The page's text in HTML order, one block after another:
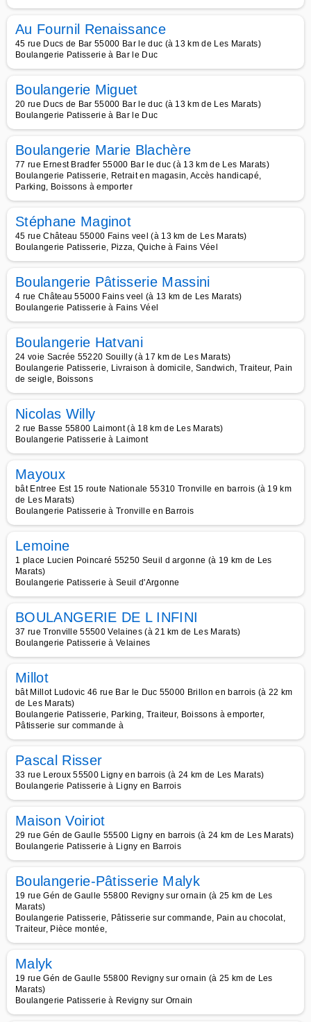
Au Fournil Renaissance
45 rue Ducs de Bar 55000 Bar le duc (à 13 km de Les Marats)
Boulangerie Patisserie à Bar le Duc
Boulangerie Miguet
20 rue Ducs de Bar 55000 Bar le duc (à 13 km de Les Marats)
Boulangerie Patisserie à Bar le Duc
Boulangerie Marie Blachère
77 rue Ernest Bradfer 55000 Bar le duc (à 13 km de Les Marats)
Boulangerie Patisserie, Retrait en magasin, Accès handicapé,
Parking, Boissons à emporter
Stéphane Maginot
45 rue Château 55000 Fains veel (à 13 km de Les Marats)
Boulangerie Patisserie, Pizza, Quiche à Fains Véel
Boulangerie Pâtisserie Massini
4 rue Château 55000 Fains veel (à 13 km de Les Marats)
Boulangerie Patisserie à Fains Véel
Boulangerie Hatvani
24 voie Sacrée 55220 Souilly (à 17 km de Les Marats)
Boulangerie Patisserie, Livraison à domicile, Sandwich, Traiteur, Pain
de seigle, Boissons
Nicolas Willy
2 rue Basse 55800 Laimont (à 18 km de Les Marats)
Boulangerie Patisserie à Laimont
Mayoux
bât Entree Est 15 route Nationale 55310 Tronville en barrois (à 19 km
de Les Marats)
Boulangerie Patisserie à Tronville en Barrois
Lemoine
1 place Lucien Poincaré 55250 Seuil d argonne (à 19 km de Les
Marats)
Boulangerie Patisserie à Seuil d'Argonne
BOULANGERIE DE L INFINI
37 rue Tronville 55500 Velaines (à 21 km de Les Marats)
Boulangerie Patisserie à Velaines
Millot
bât Millot Ludovic 46 rue Bar le Duc 55000 Brillon en barrois (à 22 km
de Les Marats)
Boulangerie Patisserie, Parking, Traiteur, Boissons à emporter,
Pâtisserie sur commande à
Pascal Risser
33 rue Leroux 55500 Ligny en barrois (à 24 km de Les Marats)
Boulangerie Patisserie à Ligny en Barrois
Maison Voiriot
29 rue Gén de Gaulle 55500 Ligny en barrois (à 24 km de Les Marats)
Boulangerie Patisserie à Ligny en Barrois
Boulangerie-Pâtisserie Malyk
19 rue Gén de Gaulle 55800 Revigny sur ornain (à 25 km de Les
Marats)
Boulangerie Patisserie, Pâtisserie sur commande, Pain au chocolat,
Traiteur, Pièce montée,
Malyk
19 rue Gén de Gaulle 55800 Revigny sur ornain (à 25 km de Les
Marats)
Boulangerie Patisserie à Revigny sur Ornain